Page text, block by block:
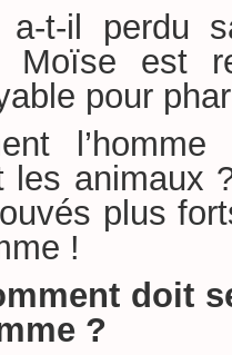
a-t-il perdu
Moïse est
pour
les animaux
plus
!
doit
?